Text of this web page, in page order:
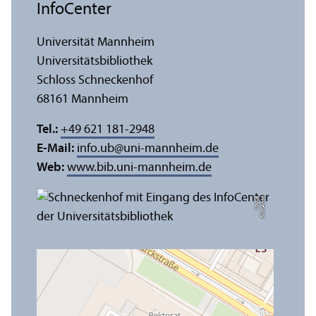
Bil
d:
A
n
n
a
L
o
g
u
e
InfoCenter
Universität Mannheim
Universitäts­bibliothek
Schloss Schneckenhof
68161 Mannheim
Tel.: +49 621 181-2948
E-Mail: info.ub@uni-mannheim.de
Web: www.bib.uni-mannheim.de